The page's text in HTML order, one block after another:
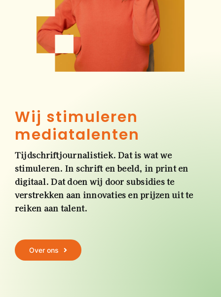
Wij stimuleren
Tijdschriftjournalistiek. Dat is wat we
stimuleren. In schrift en beeld, in print en
digitaal. Dat doen wij door subsidies te
verstrekken aan innovaties en prijzen uit te
reiken aan talent.
Over ons